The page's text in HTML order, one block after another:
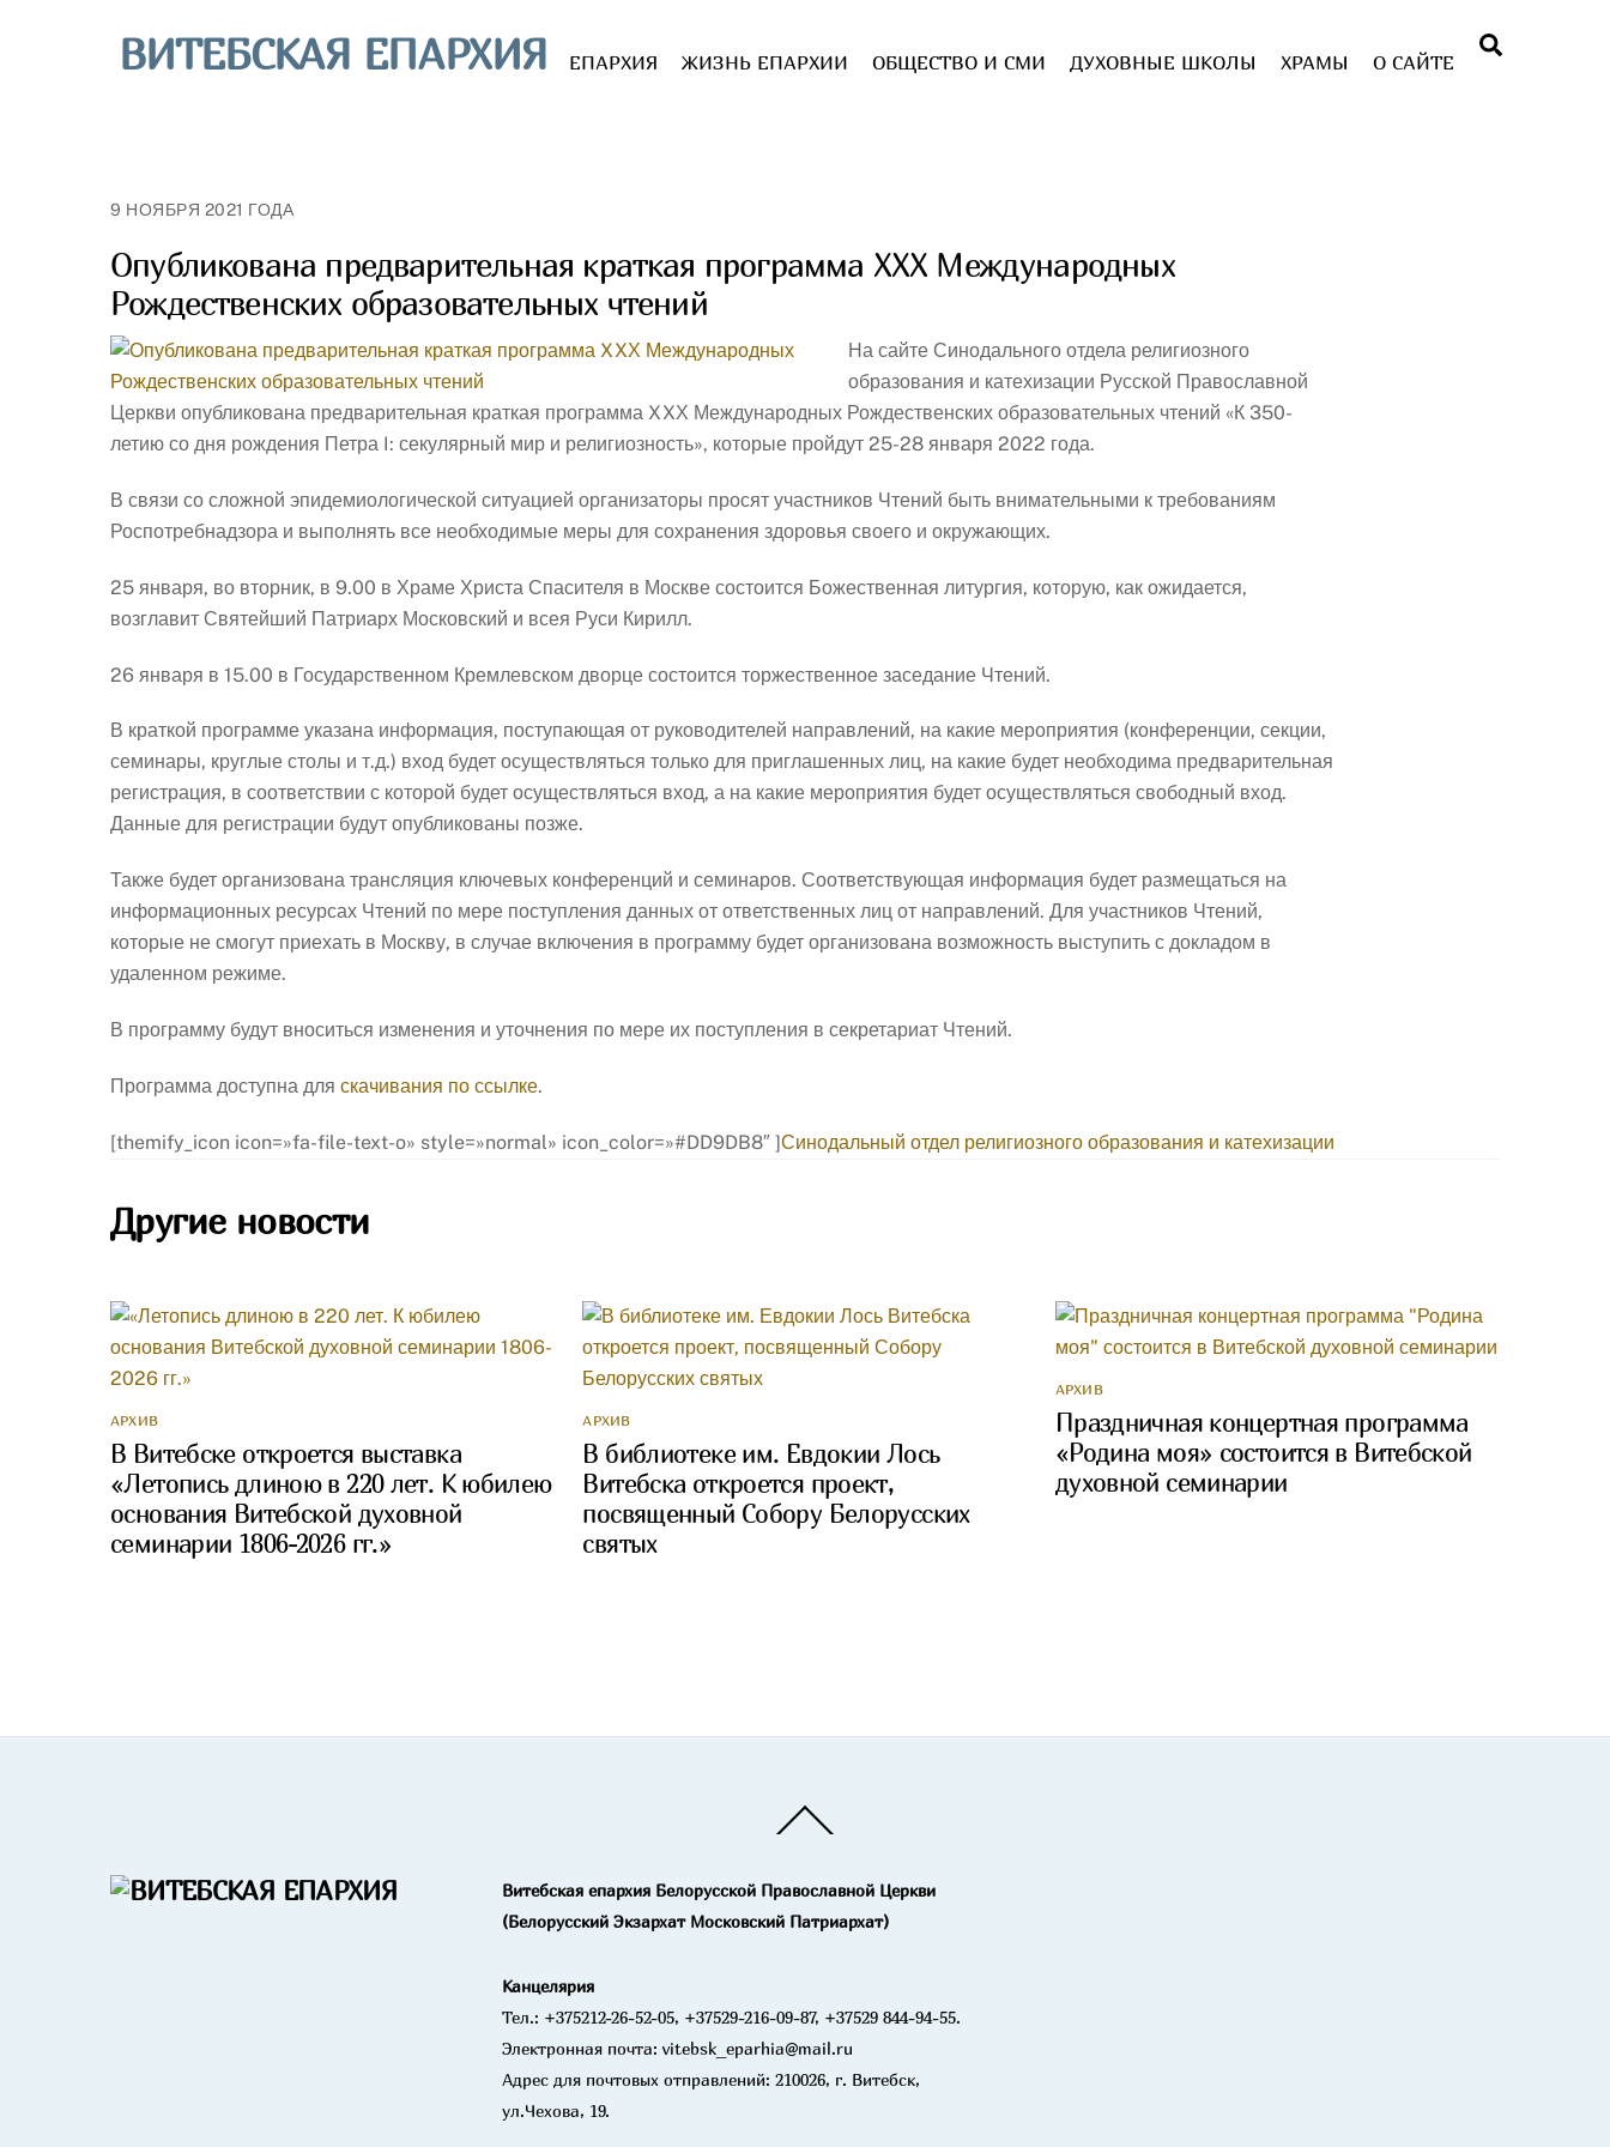
ВИТЕБСКАЯ ЕПАРХИЯ ЕПАРХИЯ ЖИЗНЬ ЕПАРХИИ ОБЩЕСТВО И СМИ ДУХОВНЫЕ ШКОЛЫ ХРАМЫ О САЙТЕ
9 НОЯБРЯ 2021 ГОДА
Опубликована предварительная краткая программа XXХ Международных
Рождественских образовательных чтений
На сайте Синодального отдела религиозного
образования и катехизации Русской Православной
Церкви опубликована предварительная краткая программа XXХ Международных Рождественских образовательных чтений «К 350-
летию со дня рождения Петра I: секулярный мир и религиозность», которые пройдут 25-28 января 2022 года.
В связи со сложной эпидемиологической ситуацией организаторы просят участников Чтений быть внимательными к требованиям
Роспотребнадзора и выполнять все необходимые меры для сохранения здоровья своего и окружающих.
25 января, во вторник, в 9.00 в Храме Христа Спасителя в Москве состоится Божественная литургия, которую, как ожидается,
возглавит Святейший Патриарх Московский и всея Руси Кирилл.
26 января в 15.00 в Государственном Кремлевском дворце состоится торжественное заседание Чтений.
В краткой программе указана информация, поступающая от руководителей направлений, на какие мероприятия (конференции, секции,
семинары, круглые столы и т.д.) вход будет осуществляться только для приглашенных лиц, на какие будет необходима предварительная
регистрация, в соответствии с которой будет осуществляться вход, а на какие мероприятия будет осуществляться свободный вход.
Данные для регистрации будут опубликованы позже.
Также будет организована трансляция ключевых конференций и семинаров. Соответствующая информация будет размещаться на
информационных ресурсах Чтений по мере поступления данных от ответственных лиц от направлений. Для участников Чтений,
которые не смогут приехать в Москву, в случае включения в программу будет организована возможность выступить с докладом в
удаленном режиме.
В программу будут вноситься изменения и уточнения по мере их поступления в секретариат Чтений.
Программа доступна для скачивания по ссылке.
[themify_icon icon=»fa-file-text-o» style=»normal» icon_color=»#DD9DB8″ ]Синодальный отдел религиозного образования и катехизации
Другие новости
АРХИВ
В Витебске откроется выставка
«Летопись длиною в 220 лет. К юбилею
основания Витебской духовной
семинарии 1806-2026 гг.»
АРХИВ
В библиотеке им. Евдокии Лось
Витебска откроется проект,
посвященный Собору Белорусских
святых
АРХИВ
Праздничная концертная программа
«Родина моя» состоится в Витебской
духовной семинарии
To
Витебская епархия Белорусской Православной Церкви
(Белорусский Экзархат Московский Патриархат)
Канцелярия
Тел.: +375212-26-52-05, +37529-216-09-87, +37529 844-94-55.
Электронная почта: vitebsk_eparhia@mail.ru
Адрес для почтовых отправлений: 210026, г. Витебск,
ул.Чехова, 19.